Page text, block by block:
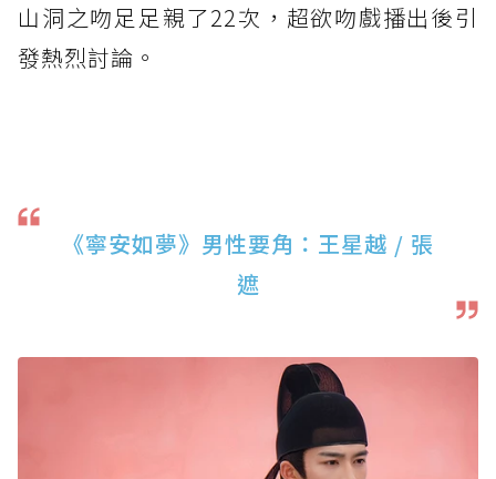
山洞之吻足足親了22次，超欲吻戲播出後引
發熱烈討論。
《寧安如夢》男性要角：王星越 / 張
遮